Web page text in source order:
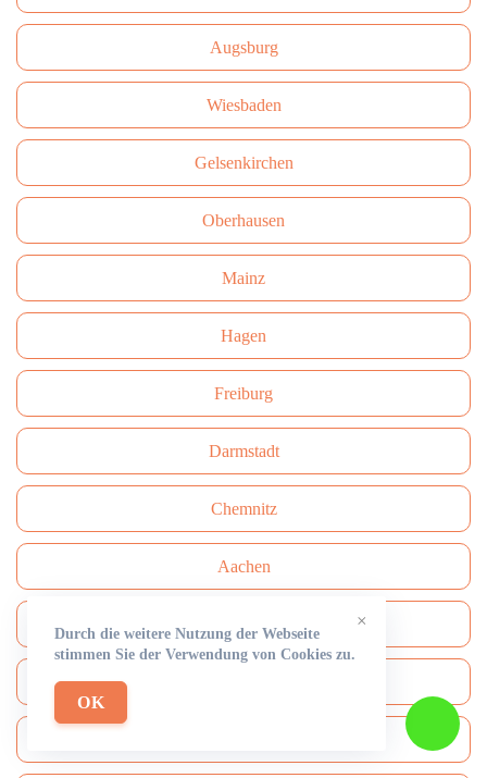
Augsburg
Wiesbaden
Gelsenkirchen
Oberhausen
Mainz
Hagen
Freiburg
Darmstadt
Сhemnitz
Aachen
Hamm ×
Durch die weitere Nutzung der Webseite
stimmen Sie der Verwendung von Cookies zu.
OK